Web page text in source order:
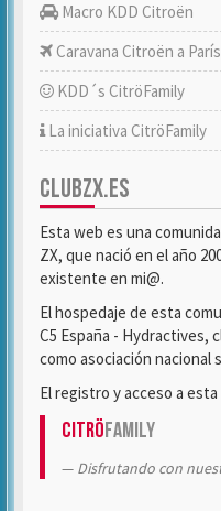
Macro KDD Citroën
Caravana Citroën a París
KDD´s CitröFamily
La iniciativa CitröFamily
CLUBZX.ES
Esta web es una
ZX, que nació en el año
existente en mi@.
El hospedaje de esta
C5 España - Hydractives,
como asociación nacional
El registro y acceso a
CitröFamily
Disfrutando con